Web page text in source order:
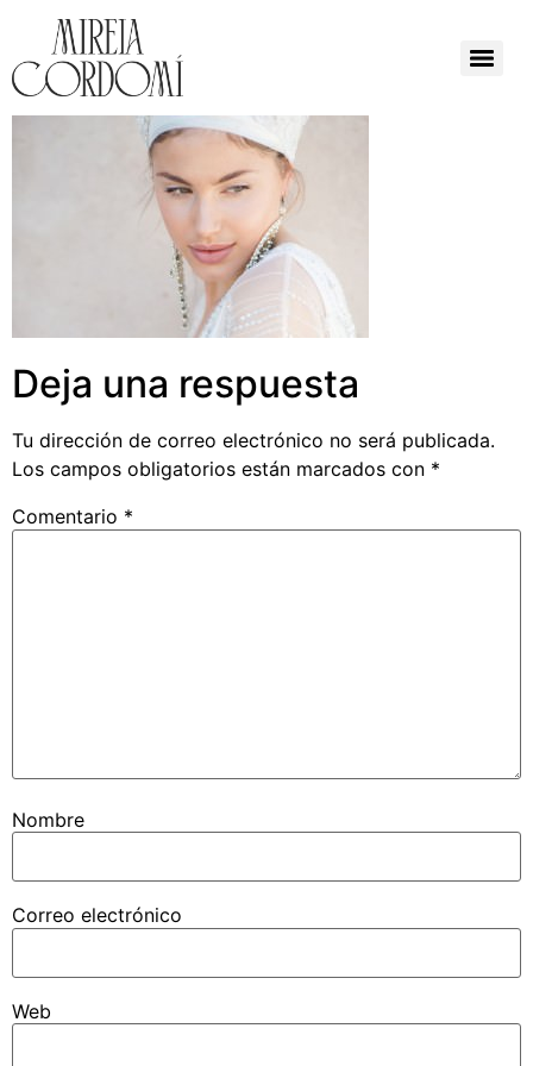
Deja una respuesta
Tu dirección de correo electrónico no será publicada.
Los campos obligatorios están marcados con *
Comentario *
Nombre
Correo electrónico
Web